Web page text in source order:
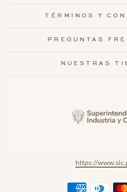
TÉRMINOS Y
PREGUNTAS
NUESTRAS
https://